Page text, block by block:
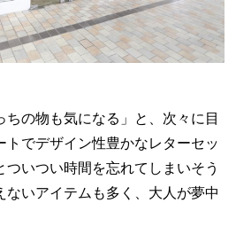
ちの物も気になる」と、次々に目
トでデザイン性豊かなレターセッ
ついつい時間を忘れてしまいそう
ないアイテムも多く、大人が夢中